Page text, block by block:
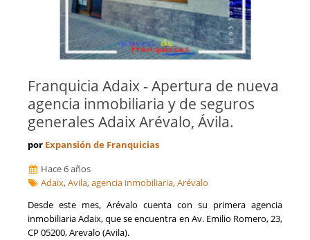
Franquicia Adaix - Apertura de nueva
agencia inmobiliaria y de seguros
generales Adaix Arévalo, Ávila.
por Expansión de Franquicias
Hace 6 años
Adaix,Avila,agencia inmobiliaria,Arévalo
Desde este mes, Arévalo cuenta con su primera agencia
inmobiliaria Adaix, que se encuentra en Av. Emilio Romero, 23,
CP 05200, Arevalo (Avila).